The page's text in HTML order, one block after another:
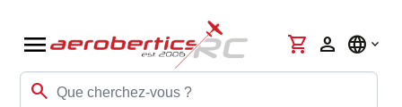
menu
search
shopping_cart person language